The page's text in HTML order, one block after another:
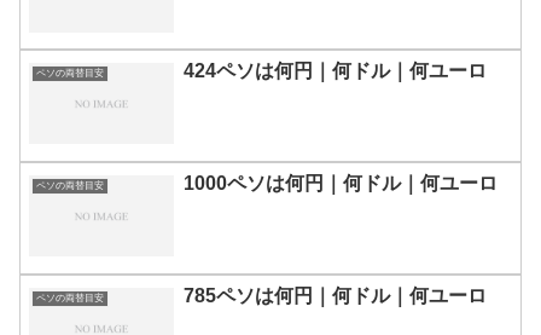
ペソの両替目安 424ペソは何円｜何ドル｜何ユーロ
ペソの両替目安 1000ペソは何円｜何ドル｜何ユーロ
ペソの両替目安 785ペソは何円｜何ドル｜何ユーロ